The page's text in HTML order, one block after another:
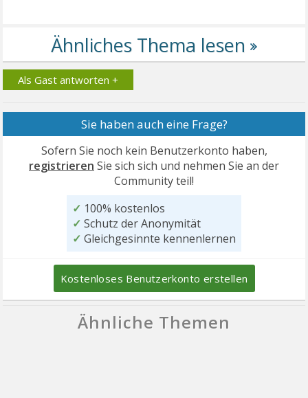
Als Gast antworten +
Sie haben auch eine Frage?
Sofern Sie noch kein Benutzerkonto haben,
registrieren Sie sich sich und nehmen Sie an der
Community teil!
✓ 100% kostenlos
✓ Schutz der Anonymität
✓ Gleichgesinnte kennenlernen
Kostenloses Benutzerkonto erstellen
Ähnliche Themen